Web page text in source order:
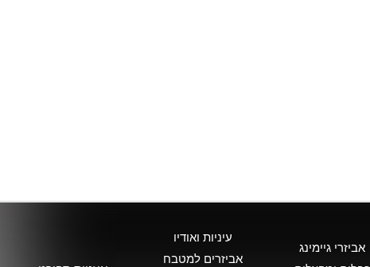
אביזרי גיימינג
עיניות ואודיו
אביזרים למטבח